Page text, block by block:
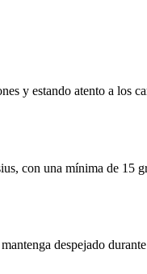
y estando atento a los
con una mínima de 15
despejado